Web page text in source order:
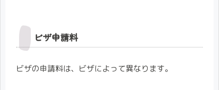
ビザ申請料
ビザの申請料は、ビザによって異なります。